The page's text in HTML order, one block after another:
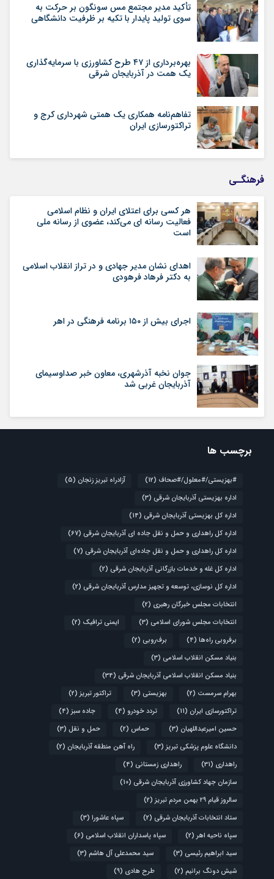
تأکید مدیر مجتمع مس سونگون بر حرکت به
سوی تولید پایدار با تکیه بر ظرفیت دانشگاهی
بهره‌برداری از ۴۷ طرح کشاورزی با سرمایه‌گذاری
یک همت در آذربایجان شرقی
تفاهم‌نامه همکاری یک همتی شهرداری کرج و
تراکتورسازی ایران
فرهنگـی
هر کسی برای اعتلای ایران و نظام اسلامی
فعالیت رسانه ای می‌کند، عضوی از رسانه ملی
است
اهدای نشان مدیر جهادی و در تراز انقلاب اسلامی
به دکتر فرهاد فرهودی
اجرای بیش از ۱۵۰ برنامه فرهنگی در اهر
جوان نخبه آذرشهری، معاون خبر صداوسیمای
آذربایجان غربی شد
برچسب ها
#بهزیستی/#معلول/#صحاف (12) آزادراه تبریز زنجان (5)
اداره بهزیستی آذربایجان شرقی (3)
اداره کل بهزیستی آذربایجان شرقی (14)
اداره کل راهداری و حمل و نقل جاده ای آذربایجان شرقی (67)
اداره کل راهداری و حمل و نقل جاده‌ای آذربایجان شرقی (7)
اداره کل غله و خدمات بازرگانی آذربایجان شرقی (2)
اداره کل نوسازی، توسعه و تجهیز مدارس آذربایجان شرقی (2)
انتخابات مجلس خبرگان رهبری (2)
انتخابات مجلس شورای اسلامی (3) ایمنی ترافیک (2)
برفروبی راه‌ها (4) برف‌روبی (2)
بنیاد مسکن انقلاب اسلامی (3)
بنیاد مسکن انقلاب اسلامی آذربایجان شرقی (34)
بهرام سرمست (2) بهزیستی (3) تراکتور تبریز (2)
تراکتورسازی ایران (11) تردد خودرو (4) جاده سبز (4)
حسین امیرعبداللهیان (3) حماس (2) حمل و نقل (3)
دانشگاه علوم پزشکی تبریز (3) راه آهن منطقه آذربایجان (2)
راهداری (31) راهداری زمستانی (4)
سازمان جهاد کشاورزی آذربایجان شرقی (10)
سالروز قیام ۲۹ بهمن مردم تبریز
(2)
ستاد انتخابات آذربایجان شرقی (2) سپاه عاشورا (3)
سپاه ناحیه اهر (2) سپاه پاسداران انقلاب اسلامی (6)
سید ابراهیم رئیسی (3) سید محمدعلی آل هاشم (3)
شیش دونگ برانیم (2) طرح هادی (9)